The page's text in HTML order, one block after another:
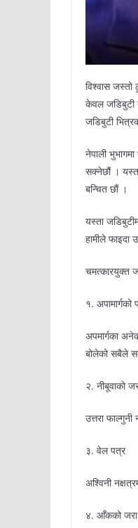
विश्वास
केवल जडिबुटी
जडिबुटी
नेपाली
सक्नेछौं ।
बन्चित छौं ।
यस्ता
हामीले
चमत्कारयुक्त
१. अपामार्गको
अपमार्गका
बोलेको सबैले
२. नीबूवाको
उत्तरा
३. वेल पत्र
अश्विनी
४. आँकको जरा